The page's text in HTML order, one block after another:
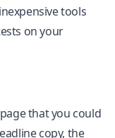
tools
on your
that you could
copy, the